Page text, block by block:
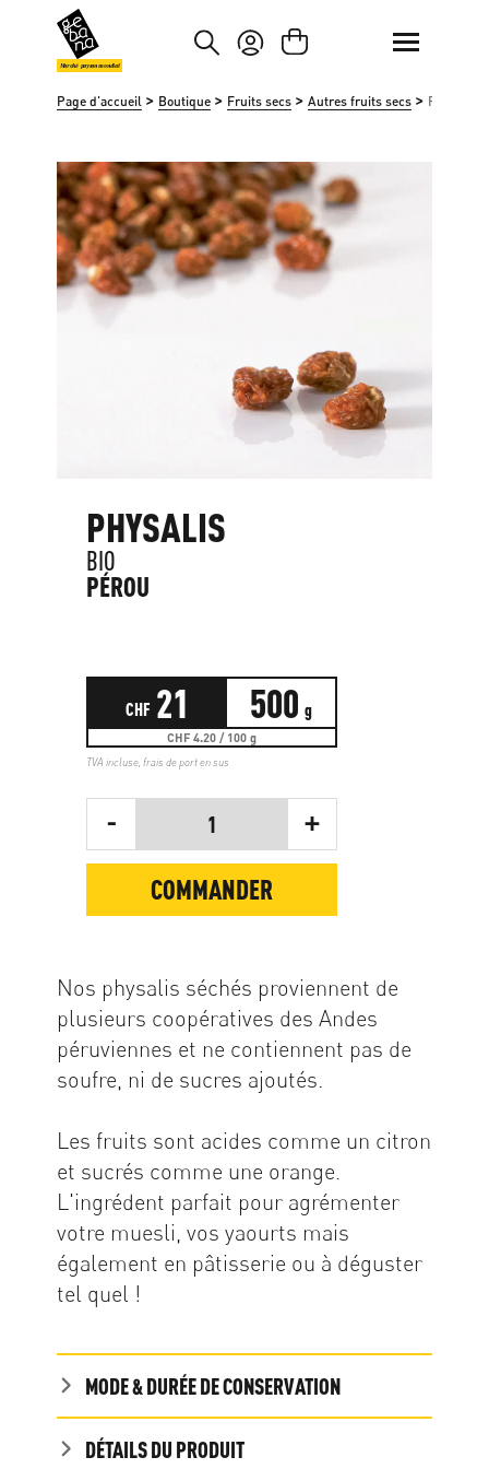
au contenu principal
Passer à la recherche
Marché paysan mondial
Page d'accueil > Boutique > Fruits secs > Autres fruits secs > Physalis
Ignorer la galerie d'images
PHYSALIS
BIO
PÉROU
CHF 21 500 g
CHF 4.20 / 100 g
TVA incluse, frais de port en sus
- 1 +
COMMANDER
Nos physalis séchés proviennent de
plusieurs coopératives des Andes
péruviennes et ne contiennent pas de
soufre, ni de sucres ajoutés.
Les fruits sont acides comme un citron
et sucrés comme une orange.
L'ingrédent parfait pour agrémenter
votre muesli, vos yaourts mais
également en pâtisserie ou à déguster
tel quel !
MODE & DURÉE DE CONSERVATION
DÉTAILS DU PRODUIT